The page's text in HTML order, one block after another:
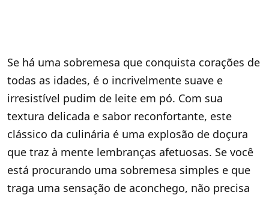
Se há uma sobremesa que conquista corações de
todas as idades, é o incrivelmente suave e
irresistível pudim de leite em pó. Com sua
textura delicada e sabor reconfortante, este
clássico da culinária é uma explosão de doçura
que traz à mente lembranças afetuosas. Se você
está procurando uma sobremesa simples e que
traga uma sensação de aconchego, não precisa